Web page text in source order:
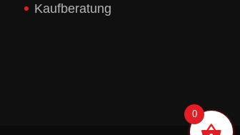
Kaufberatung
0